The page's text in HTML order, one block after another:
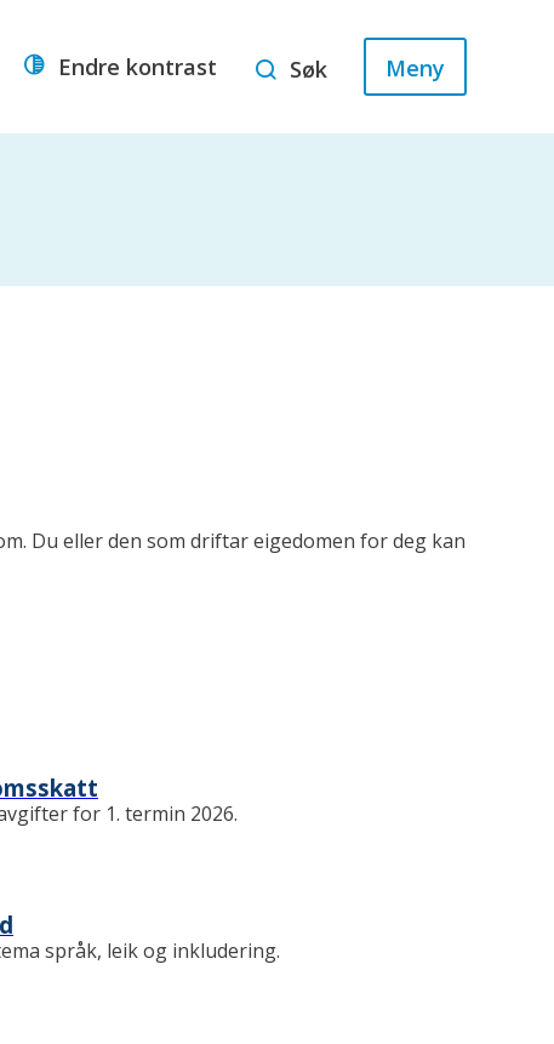
Endre kontrast Søk Meny
Du eller den som driftar eigedomen for deg kan
for 1. termin 2026.
språk, leik og inkludering.